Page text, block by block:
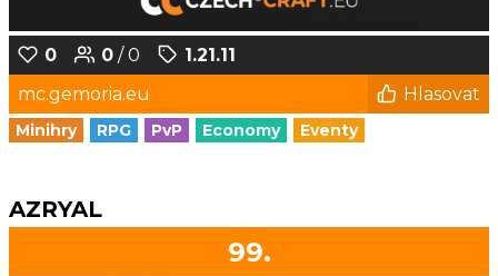
0 0 / 0
1.21.11
mc.gemoria.eu
Hlasovat
Minihry RPG PvP Economy Eventy
AZRYAL
99.